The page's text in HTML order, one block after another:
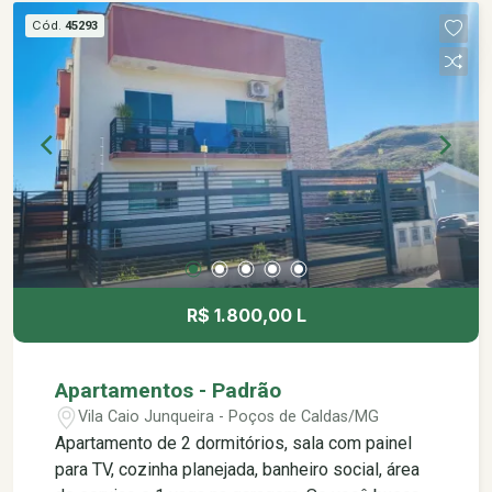
centro/saída da cidade). Venha conhecer este
imóvel... Ligue e agende uma visita!! Obs: não
aceita pets.
Cód. 45293
R$ 1.800,00 L
Apartamentos - Padrão
Vila Caio Junqueira - Poços de Caldas/MG
Apartamento de 2 dormitórios, sala com painel
para TV, cozinha planejada, banheiro social, área